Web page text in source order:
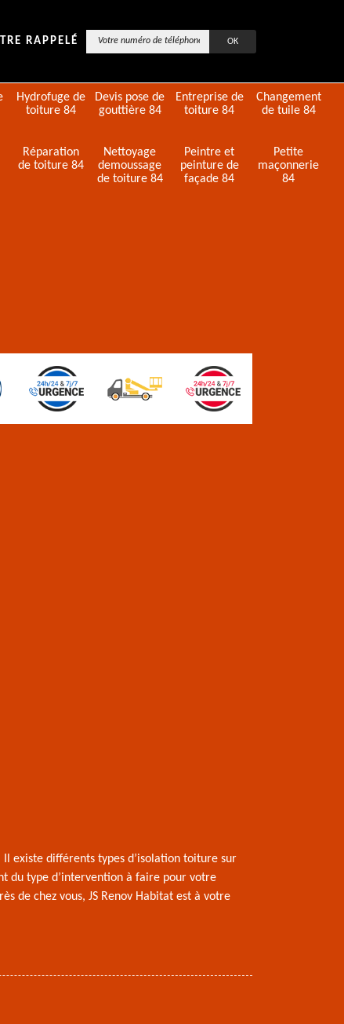
RAPPELÉ
Hydrofuge de
toiture 84
Devis pose de
gouttière 84
Entreprise de
toiture 84
Changement
de tuile 84
Réparation
de toiture 84
Nettoyage
demoussage
de toiture 84
Peintre et
peinture de
façade 84
Petite
maçonnerie
84
existe différents types d’isolation toiture sur
du type d’intervention à faire pour votre
de chez vous, JS Renov Habitat est à votre